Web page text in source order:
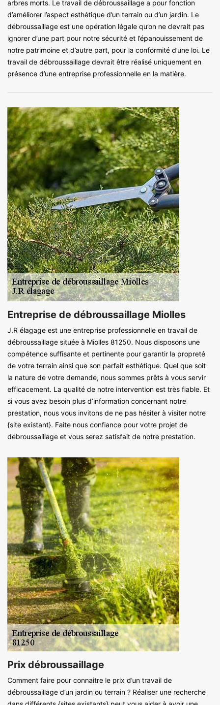
arbres morts. Le travail de débroussaillage a pour fonction
d’améliorer l’aspect esthétique d’un terrain ou d’un jardin. Le
débroussaillage est une opération légale qu’on ne devrait pas
ignorer d’une part pour notre sécurité et l’épanouissement de
notre patrimoine et d’autre part, pour la conformité d’une loi. Le
travail de débroussaillage devrait être réalisé uniquement en
présence d’une entreprise professionnelle en la matière.
Entreprise de débroussaillage Miolles
J.R élagage est une entreprise professionnelle en travail de
débroussaillage située à Miolles 81250. Nous disposons une
compétence suffisante et pertinente pour garantir la propreté
de votre terrain ainsi que son parfait esthétique. Quel que soit
la nature de votre demande, nous sommes prêts à vous servir
efficacement. La qualité de notre intervention est très fiable. Et
si vous avez besoin plus d’information concernant notre
prestation, nous vous invitons de ne pas hésiter à visiter notre
{site existant}. Faite nous confiance pour votre projet de
débroussaillage et vous serez satisfait de notre prestation.
Prix débroussaillage
Comment faire pour connaitre le prix d’un travail de
débroussaillage d’un jardin ou terrain ? Réaliser une recherche